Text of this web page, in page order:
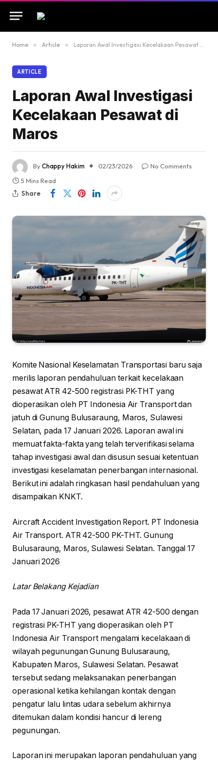
Home » Article » Laporan Awal Investigasi Kecelakaan Pesawat di Maros
ARTICLE
Laporan Awal Investigasi
Kecelakaan Pesawat di
Maros
ByChappy Hakim 02/23/2026
No Comments
5 Mins Read
Share
Komite Nasional Keselamatan Transportasi baru saja
merilis laporan pendahuluan terkait kecelakaan
pesawat ATR 42-500 registrasi PK-THT yang
dioperasikan oleh PT Indonesia Air Transport dan
jatuh di Gunung Bulusaraung, Maros, Sulawesi
Selatan, pada 17 Januari 2026. Laporan awal ini
memuat fakta-fakta yang telah terverifikasi selama
tahap investigasi awal dan disusun sesuai ketentuan
investigasi keselamatan penerbangan internasional.
Berikut ini adalah ringkasan hasil pendahuluan yang
disampaikan KNKT.
Aircraft Accident Investigation Report. PT Indonesia
Air Transport. ATR 42-500 PK-THT. Gunung
Bulusaraung, Maros, Sulawesi Selatan. Tanggal 17
Januari 2026
Latar Belakang Kejadian
Pada 17 Januari 2026, pesawat ATR 42-500 dengan
registrasi PK-THT yang dioperasikan oleh PT
Indonesia Air Transport mengalami kecelakaan di
wilayah pegunungan Gunung Bulusaraung,
Kabupaten Maros, Sulawesi Selatan. Pesawat
tersebut sedang melaksanakan penerbangan
operasional ketika kehilangan kontak dengan
pengatur lalu lintas udara sebelum akhirnya
ditemukan dalam kondisi hancur di lereng
pegunungan.
Laporan ini merupakan laporan pendahuluan yang